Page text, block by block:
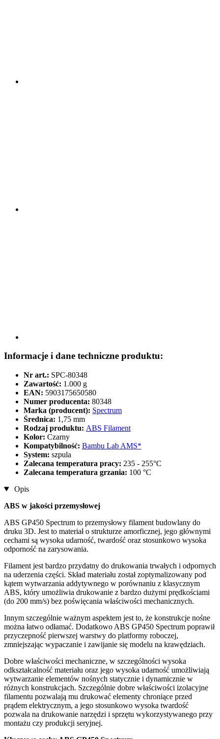
Informacje i dane techniczne produktu:
Nr art.: SPC-80348
Zawartość: 1.000 g
EAN: 5903175650580
Numer producenta: 80348
Marka (producent): Spectrum
Średnica: 1,75 mm
Rodzaj produktu: ABS Filament
Kolor: Czarny
Kompatybilność: Bambu Lab AMS*
System: szpula
Zalecana temperatura pracy: 235 - 255°C
Zalecana temperatura grzania: 100 °C
Opis
ABS w jakości przemysłowej
ABS GP450 Spectrum to przemysłowy filament budowlany do
druku 3D. Jest to materiał o strukturze amorficznej, jego głównymi
cechami są wysoka udarność, twardość oraz stosunkowo wysoka
odporność na zarysowania.
Filament jest bardzo przydatny do drukowania trwałych i odpornych
na uderzenia części. Skład materiału został zoptymalizowany pod
kątem wytwarzania addytywnego w porównaniu z klasycznym
ABS, który umożliwia drukowanie z bardzo dużymi prędkościami
(do 200 mm/s) bez poświęcania właściwości mechanicznych.
Innym szczególnie ważnym aspektem jest to, że konstrukcje nośne
można łatwo odłamać. Dodatkowo ABS GP450 Spectrum poprawił
przyczepność pierwszej warstwy do platformy roboczej,
zmniejszając wypaczanie i zawijanie się modelu na krawędziach.
Dobre właściwości mechaniczne, w szczególności wysoka
odkształcalność materiału oraz jego wysoka udarność umożliwiają
wytwarzanie elementów nośnych statycznie i dynamicznie w
różnych konstrukcjach. Szczególnie dobre właściwości izolacyjne
filamentu pozwalają mu drukować elementy chroniące przed
prądem elektrycznym, a jego stosunkowo wysoka twardość
pozwala na drukowanie narzędzi i sprzętu wykorzystywanego przy
montażu czy produkcji seryjnej.